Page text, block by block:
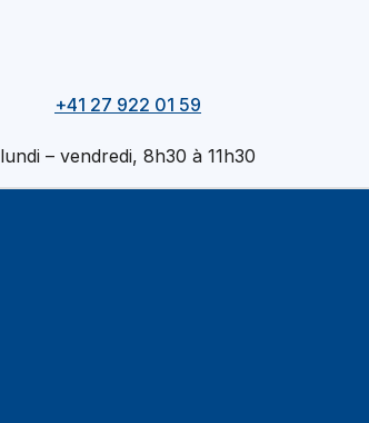
+41 27 922 01 59
lundi – vendredi, 8h30 à 11h30